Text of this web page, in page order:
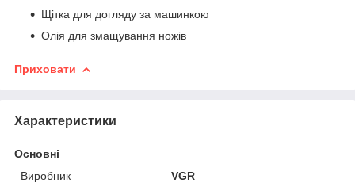
Щітка для догляду за машинкою
Олія для змащування ножів
Приховати
Характеристики
Основні
Виробник
VGR